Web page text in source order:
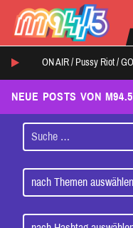
ON AIR / Pussy Riot /
NEUE POSTS VON M94.5